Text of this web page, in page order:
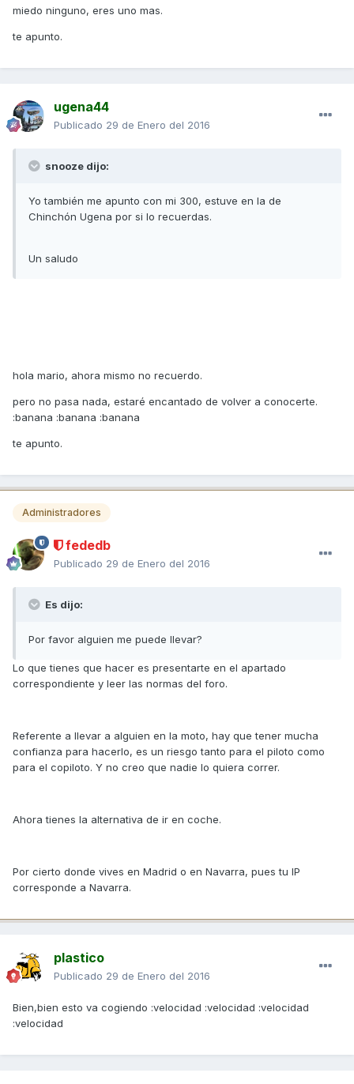
miedo ninguno, eres uno mas.
te apunto.
ugena44
Publicado 29 de Enero del 2016
snooze dijo:
Yo también me apunto con mi 300, estuve en la de
Chinchón Ugena por si lo recuerdas.
Un saludo
hola mario, ahora mismo no recuerdo.
pero no pasa nada, estaré encantado de volver a conocerte.
:banana :banana :banana
te apunto.
Administradores
fededb
Publicado 29 de Enero del 2016
Es dijo:
Por favor alguien me puede llevar?
Lo que tienes que hacer es presentarte en el apartado
correspondiente y leer las normas del foro.
Referente a llevar a alguien en la moto, hay que tener mucha
confianza para hacerlo, es un riesgo tanto para el piloto como
para el copiloto. Y no creo que nadie lo quiera correr.
Ahora tienes la alternativa de ir en coche.
Por cierto donde vives en Madrid o en Navarra, pues tu IP
corresponde a Navarra.
plastico
Publicado 29 de Enero del 2016
Bien,bien esto va cogiendo :velocidad :velocidad :velocidad
:velocidad